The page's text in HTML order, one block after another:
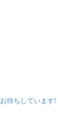
お待ちしています!